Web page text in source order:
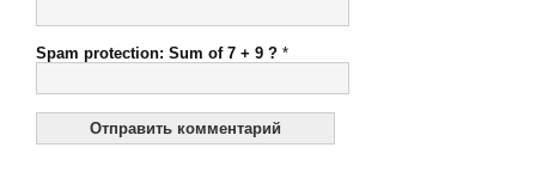
Spam protection: Sum of 7 + 9 ? *